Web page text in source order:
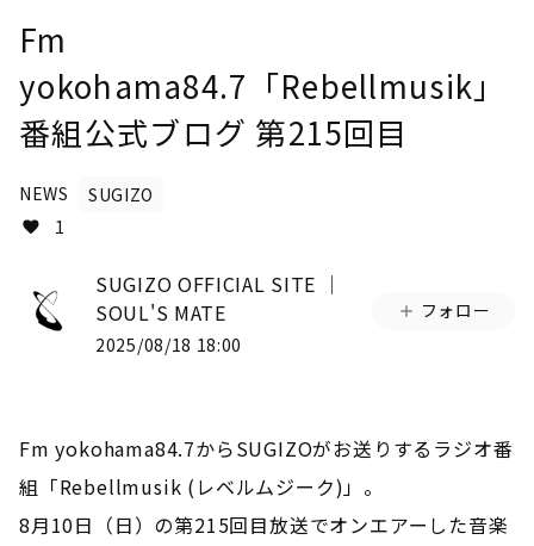
Fm
yokohama84.7「Rebellmusik」
番組公式ブログ 第215回目
NEWS
SUGIZO
1
SUGIZO OFFICIAL SITE │
SOUL'S MATE
2025/08/18 18:00
フォロー
Fm yokohama84.7からSUGIZOがお送りするラジオ番
組「Rebellmusik (レベルムジーク)」。
8月10日（日）の第215回目放送でオンエアーした音楽